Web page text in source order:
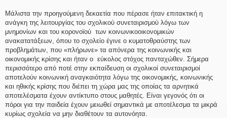
Μάλιστα την προηγούμενη δεκαετία που πέρασε ήταν επιτακτική η
ανάγκη της λειτουργίας του σχολικού συνεταιρισμού λόγω των
μνημονίων και του κορονοϊού των κοινωνικοοικονομικών
ανακατατάξεων, όπου το σχολείο έγινε ο κυματοθραύστης των
προβλημάτων, που «πλήρωνε» τα απόνερα της κοινωνικής και
οικονομικής κρίσης και ήταν ο εύκολος στόχος πανταχώθεν. Σήμερα
περισσότερο από ποτέ στην εκπαίδευση οι σχολικοί συνεταιρισμοί
αποτελούν κοινωνική αναγκαιότητα λόγω της οικονομικής, κοινωνικής
και ηθικής κρίσης που διέπει τη χώρα μας της οποίας τα αρνητικά
αποτελέσματα έχουν αντίκτυπο στους μαθητές. Είναι γεγονός ότι οι
πόροι για την παιδεία έχουν μειωθεί σημαντικά με αποτέλεσμα τα μικρά
κυρίως σχολεία να μην διαθέτουν τα αυτονόητα.